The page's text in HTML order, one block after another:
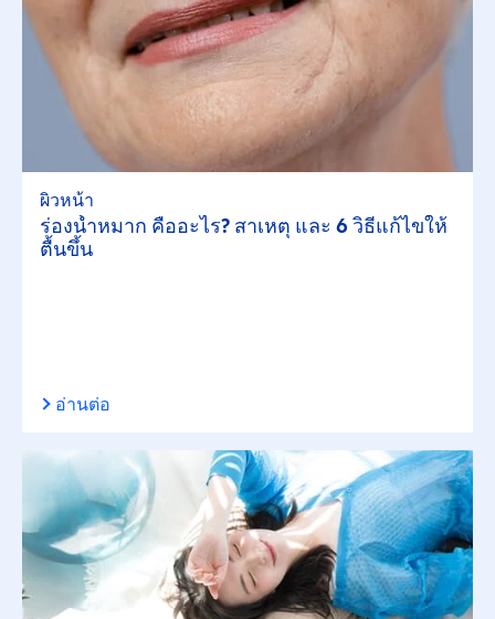
ผิวหน้า
ร่องน้ำหมาก คืออะไร? สาเหตุ และ 6 วิธีแก้ไขให้
ตื้นขึ้น
อ่านต่อ